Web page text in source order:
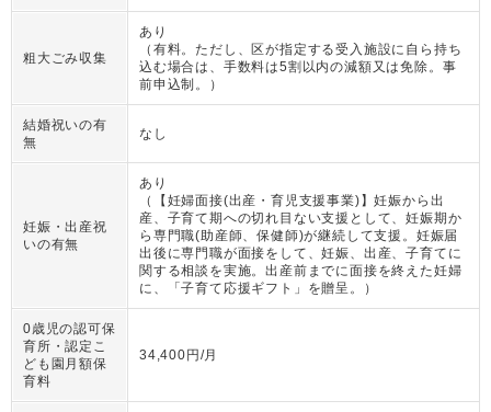
粗大ごみ収集
あり
（ 有料。ただし、区が指定する受入施設に自ら持ち
込む場合は、手数料は5割以内の減額又は免除。事
前申込制。
）
結婚祝いの有
無
なし
妊娠・出産祝
いの有無
あり
（
【妊婦面接(出産・育児支援事業)】妊娠から出
産、子育て期への切れ目ない支援として、妊娠期か
ら専門職(助産師、保健師)が継続して支援。妊娠届
出後に専門職が面接をして、妊娠、出産、子育てに
関する相談を実施。出産前までに面接を終えた妊婦
に、「子育て応援ギフト」を贈呈。
）
0歳児の認可保
育所・認定こ
ども園月額保
育料
34,400円/月